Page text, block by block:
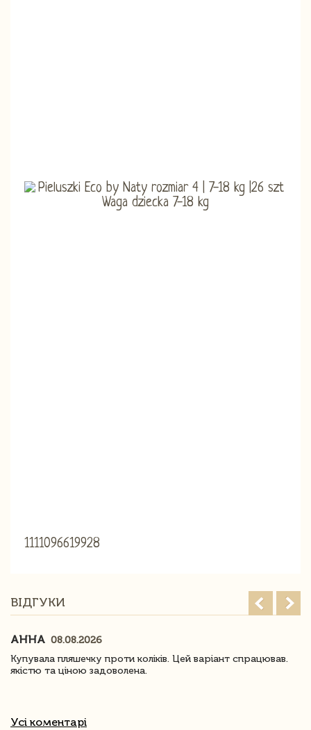
1111096619928
ВІДГУКИ
АННА 08.08.2026
Купувала пляшечку проти коліків. Цей варіант спрацював.
якістю та ціною задоволена.
Усі коментарі